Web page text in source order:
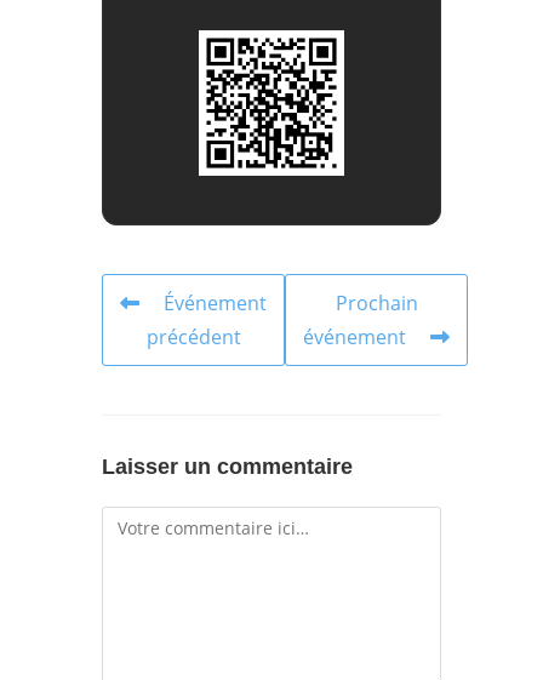
Événement
précédent
Prochain
événement
Laisser un commentaire